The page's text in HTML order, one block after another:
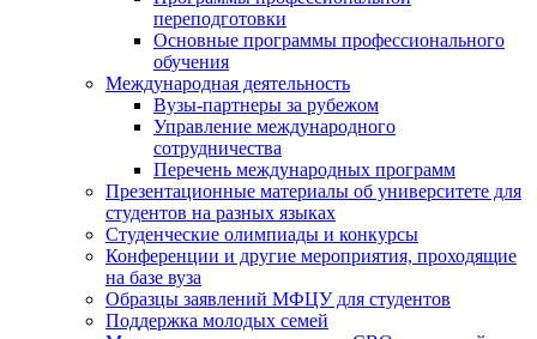
переподготовки
Основные программы профессионального
обучения
Международная деятельность
Вузы-партнеры за рубежом
Управление международного
сотрудничества
Перечень международных программ
Презентационные материалы об университете для
студентов на разных языках
Студенческие олимпиады и конкурсы
Конференции и другие мероприятия, проходящие
на базе вуза
Образцы заявлений МФЦУ для студентов
Поддержка молодых семей